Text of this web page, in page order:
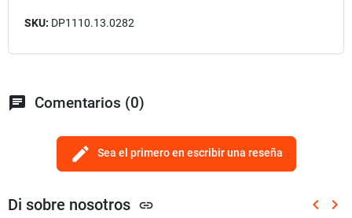
SKU: DP1110.13.0282
chat Comentarios (0)
edit Sea el primero en escribir una reseña
Di sobre nosotros link keyboard_arrow_left keyboard_arrow_right